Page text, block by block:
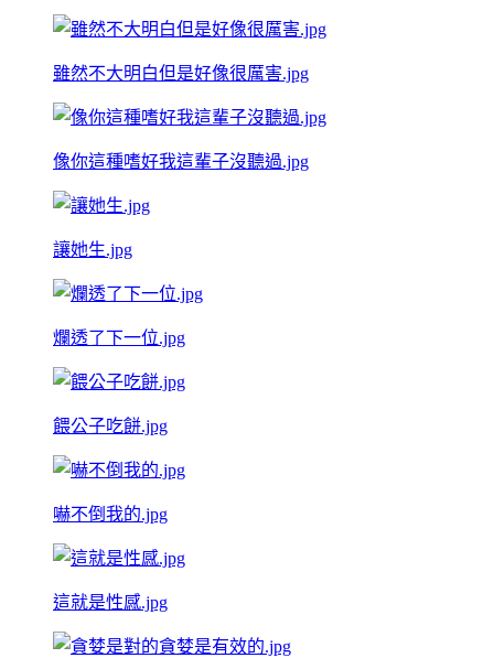
雖然不大明白但是好像很厲害.jpg
像你這種嗜好我這輩子沒聽過.jpg
讓她生.jpg
爛透了下一位.jpg
餵公子吃餅.jpg
嚇不倒我的.jpg
這就是性感.jpg